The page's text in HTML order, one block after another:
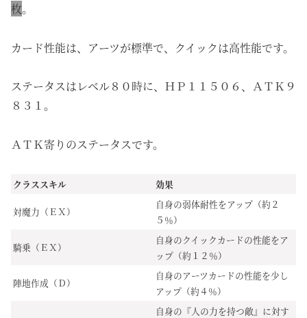
枚。
カード性能は、アーツが標準で、クイックは高性能です。
ステータスはレベル８０時に、ＨＰ１１５０６、ＡＴＫ９
８３１。
ＡＴＫ寄りのステータスです。
クラススキル 効果
対魔力（ＥＸ）
自身の弱体耐性をアップ（約２
５％）
騎乗（ＥＸ）
自身のクイックカードの性能をア
ップ（約１２％）
陣地作成（Ｄ）
自身のアーツカードの性能を少し
アップ（約４％）
自身の『人の力を持つ敵』に対す